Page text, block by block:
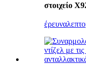
στοιχείο
έρευνα